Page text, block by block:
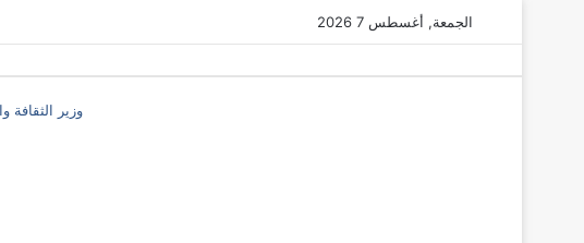
الجمعة, أغسطس 7 2026
وزير الثقافة